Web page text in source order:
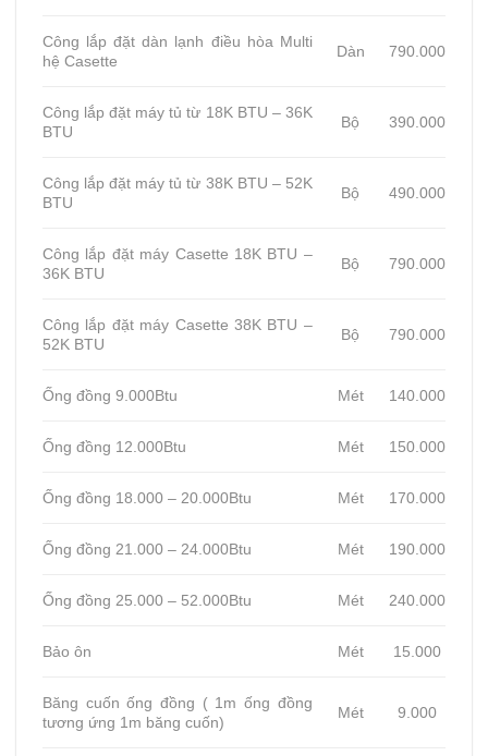
Công lắp đặt dàn lạnh điều hòa Multi
hệ Casette
Dàn 790.000
Công lắp đặt máy tủ từ 18K BTU – 36K
BTU
Bộ 390.000
Công lắp đặt máy tủ từ 38K BTU – 52K
BTU
Bộ 490.000
Công lắp đặt máy Casette 18K BTU –
36K BTU
Bộ 790.000
Công lắp đặt máy Casette 38K BTU –
52K BTU
Bộ 790.000
Ống đồng 9.000Btu Mét 140.000
Ống đồng 12.000Btu Mét 150.000
Ống đồng 18.000 – 20.000Btu Mét 170.000
Ống đồng 21.000 – 24.000Btu Mét 190.000
Ống đồng 25.000 – 52.000Btu Mét 240.000
Bảo ôn Mét 15.000
Băng cuốn ống đồng ( 1m ống đồng
tương ứng 1m băng cuốn)
Mét 9.000